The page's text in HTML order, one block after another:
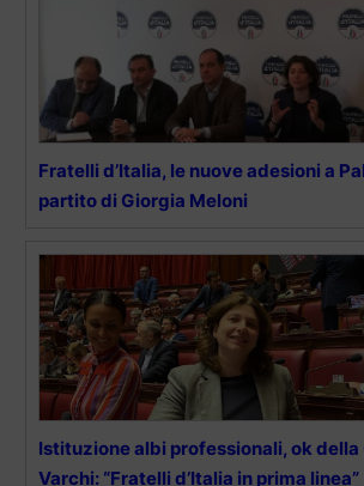
Fratelli d’Italia, le nuove adesioni a
partito di Giorgia Meloni
Istituzione albi professionali, ok della
Varchi: “Fratelli d’Italia in prima linea”